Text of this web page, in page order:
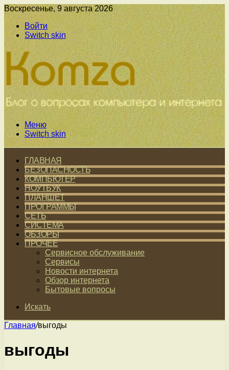
Воскресенье, 9 августа 2026
Войти
Switch skin
Меню
Switch skin
ГЛАВНАЯ
БЕЗОПАСНОСТЬ
КОМПЬЮТЕР
НОУТБУК
ПЛАНШЕТ
ПРОГРАММЫ
СЕТЬ
СИСТЕМА
ОБЗОРЫ
ПРОЧЕЕ
Сервисное обслуживание
Сервисы
Новости интернета
Обзор интернета
Бытовые вопросы
Искать
Главная/выгоды
выгоды